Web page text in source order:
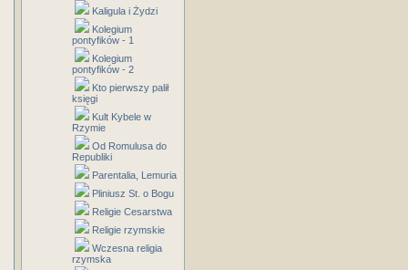
Kaligula i Żydzi
Kolegium
pontyfików - 1
Kolegium
pontyfików - 2
Kto pierwszy palił
księgi
Kult Kybele w
Rzymie
Od Romulusa do
Republiki
Parentalia, Lemuria
Pliniusz St. o Bogu
Religie Cesarstwa
Religie rzymskie
Wczesna religia
rzymska